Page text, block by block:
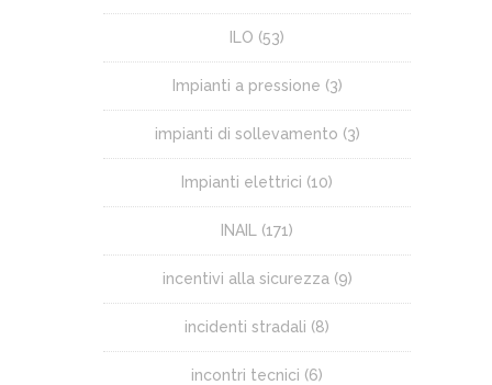
ILO (53)
Impianti a pressione (3)
impianti di sollevamento (3)
Impianti elettrici (10)
INAIL (171)
incentivi alla sicurezza (9)
incidenti stradali (8)
incontri tecnici (6)